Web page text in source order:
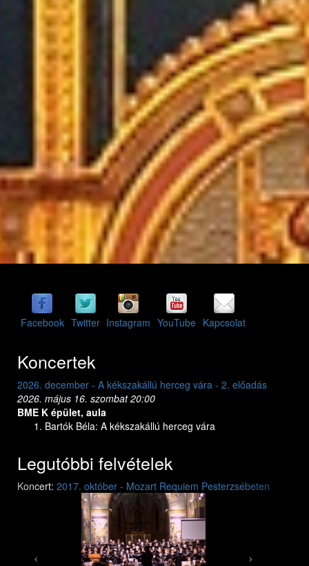
Facebook Twitter Instagram YouTube Kapcsolat
Koncertek
2026. december - A kékszakállú herceg vára - 1. előadás
2026. május 15. péntek 20:00
BME K épület, aula
Bartók Béla: A kékszakállú herceg vára
Legutóbbi felvételek
Koncert: 2017. október - Mozart Requiem Pesterzsébeten
Mozart: Requiem
Mozart: Requiem
Previous Next